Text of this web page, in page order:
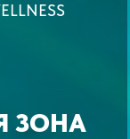
ЗОНА